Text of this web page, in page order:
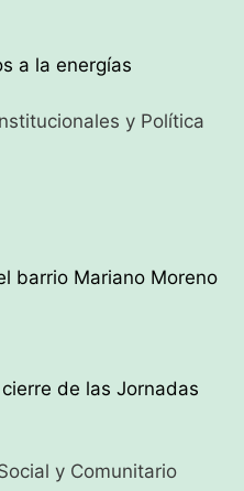
a la energías
y Política
barrio Mariano Moreno
de las Jornadas
y Comunitario